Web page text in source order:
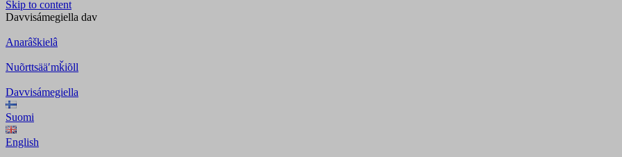
Skip to content
Davvisámegiella dav
Anarâškielâ
Nuõrttsääʹmǩiõll
Davvisámegiella
Suomi
English